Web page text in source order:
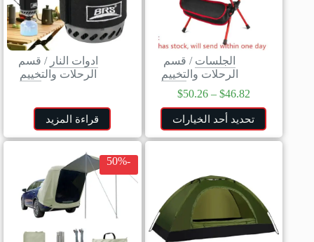
الجلسات / قسم
الرحلات والتخييم
$46.82
–
$50.26
تحديد أحد الخيارات
ادوات النار / قسم
الرحلات والتخييم
قراءة المزيد
-50%